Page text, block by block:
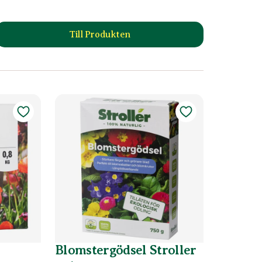
Till Produkten
till Trädgårdsgödsel produktsida
Blomstergödsel Stroller